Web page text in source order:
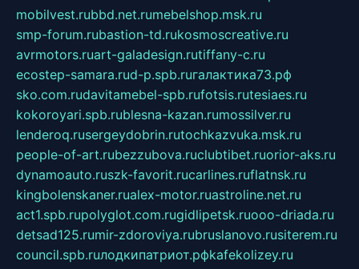
mobilvest.rubbd.net.rumebelshop.msk.ru
smp-forum.rubastion-td.rukosmoscreative.ru
avrmotors.ruart-galadesign.rutiffany-c.ru
ecostep-samara.rud-p.spb.ruгалактика73.рф
sko.com.rudavitamebel-spb.rufotsis.rutesiaes.ru
kokoroyari.spb.rublesna-kazan.rumossilver.ru
lenderoq.rusergeydobrin.rutochkazvuka.msk.ru
people-of-art.rubezzubova.ruclubtibet.ruorior-aks.ru
dynamoauto.ruszk-favorit.rucarlines.ruflatnsk.ru
kingbolenskaner.rualex-motor.ruastroline.net.ru
act1.spb.rupolyglot.com.rugidlipetsk.ruooo-driada.ru
detsad125.rumir-zdoroviya.rubruslanovo.rusiterem.ru
council.spb.ruлодкипатриот.рфkafekolizey.ru